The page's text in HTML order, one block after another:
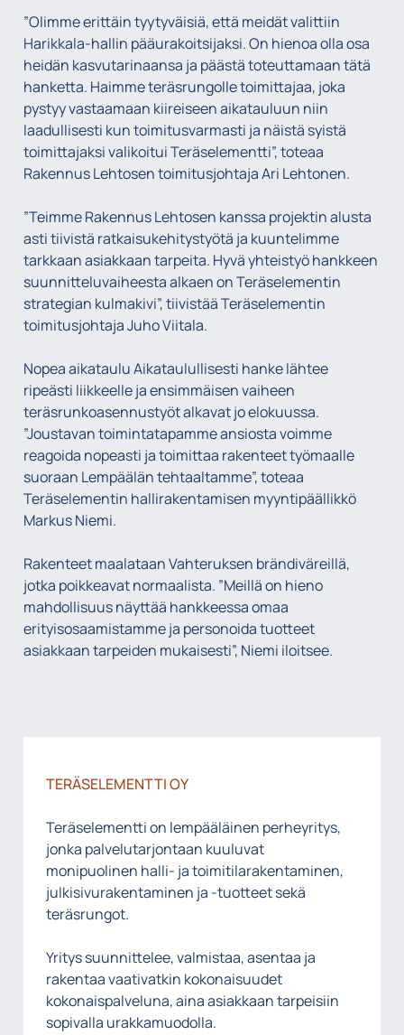
”Olimme erittäin tyytyväisiä, että meidät valittiin
Harikkala-hallin pääurakoitsijaksi. On hienoa olla osa
heidän kasvutarinaansa ja päästä toteuttamaan tätä
hanketta. Haimme teräsrungolle toimittajaa, joka
pystyy vastaamaan kiireiseen aikatauluun niin
laadullisesti kun toimitusvarmasti ja näistä syistä
toimittajaksi valikoitui Teräselementti”, toteaa
Rakennus Lehtosen toimitusjohtaja Ari Lehtonen.
”Teimme Rakennus Lehtosen kanssa projektin alusta
asti tiivistä ratkaisukehitystyötä ja kuuntelimme
tarkkaan asiakkaan tarpeita. Hyvä yhteistyö hankkeen
suunnitteluvaiheesta alkaen on Teräselementin
strategian kulmakivi”, tiivistää Teräselementin
toimitusjohtaja Juho Viitala.
Nopea aikataulu Aikataulullisesti hanke lähtee
ripeästi liikkeelle ja ensimmäisen vaiheen
teräsrunkoasennustyöt alkavat jo elokuussa.
”Joustavan toimintatapamme ansiosta voimme
reagoida nopeasti ja toimittaa rakenteet työmaalle
suoraan Lempäälän tehtaaltamme”, toteaa
Teräselementin hallirakentamisen myyntipäällikkö
Markus Niemi.
Rakenteet maalataan Vahteruksen brändiväreillä,
jotka poikkeavat normaalista. ”Meillä on hieno
mahdollisuus näyttää hankkeessa omaa
erityisosaamistamme ja personoida tuotteet
asiakkaan tarpeiden mukaisesti”, Niemi iloitsee.
TERÄSELEMENTTI OY
Teräselementti on lempääläinen perheyritys,
jonka palvelutarjontaan kuuluvat
monipuolinen halli- ja toimitilarakentaminen,
julkisivurakentaminen ja -tuotteet sekä
teräsrungot.
Yritys suunnittelee, valmistaa, asentaa ja
rakentaa vaativatkin kokonaisuudet
kokonaispalveluna, aina asiakkaan tarpeisiin
sopivalla urakkamuodolla.